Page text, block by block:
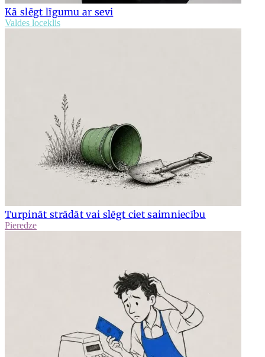
Kā slēgt līgumu ar sevi
Valdes loceklis
Turpināt strādāt vai slēgt ciet saimniecību
Pieredze